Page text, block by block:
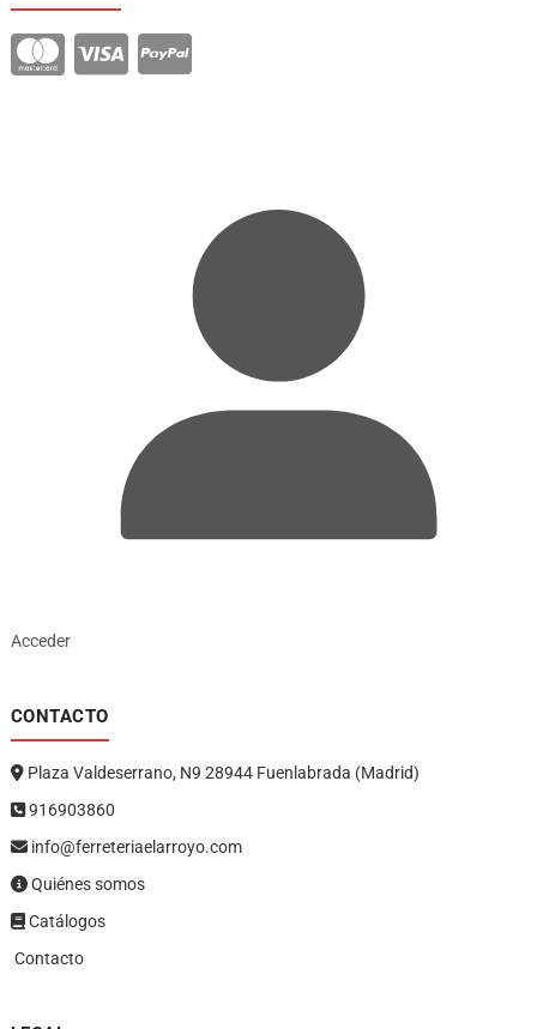
Acceder
CONTACTO
Plaza Valdeserrano, N9 28944 Fuenlabrada (Madrid)
916903860
info@ferreteriaelarroyo.com
Quiénes somos
Catálogos
Contacto